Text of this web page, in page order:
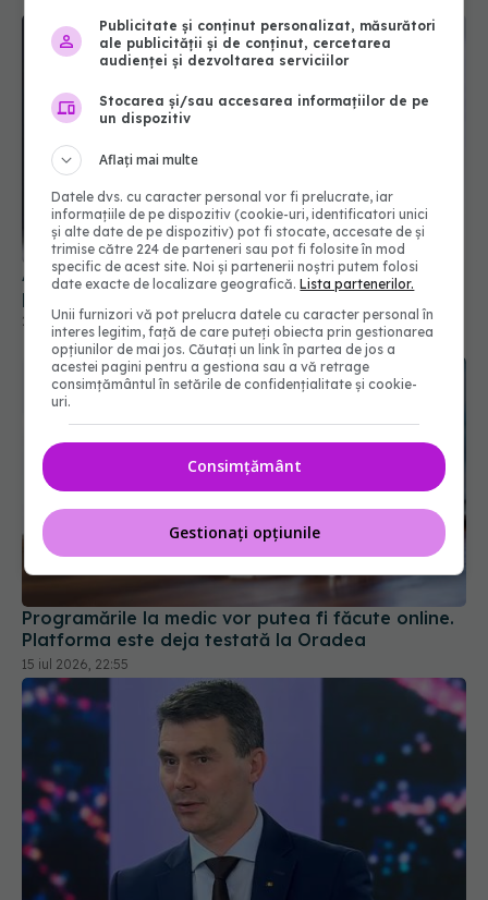
Angajările în spitale, deblocate! Mii de posturi ar
putea fi scoase la concurs
27 iul 2026, 14:10
Programările la medic vor putea fi făcute online.
Platforma este deja testată la Oradea
15 iul 2026, 22:55
Publicitate și conținut personalizat, măsurători
ale publicității și de conținut, cercetarea
audienței și dezvoltarea serviciilor
Stocarea și/sau accesarea informațiilor de pe
un dispozitiv
Aflați mai multe
Datele dvs. cu caracter personal vor fi prelucrate, iar
informațiile de pe dispozitiv (cookie-uri, identificatori unici
și alte date de pe dispozitiv) pot fi stocate, accesate de și
trimise către 224 de parteneri sau pot fi folosite în mod
specific de acest site. Noi și partenerii noștri putem folosi
date exacte de localizare geografică.Lista partenerilor.
Unii furnizori vă pot prelucra datele cu caracter personal în
interes legitim, față de care puteți obiecta prin gestionarea
opțiunilor de mai jos. Căutați un link în partea de jos a
acestei pagini pentru a gestiona sau a vă retrage
consimțământul în setările de confidențialitate și cookie-
uri.
Consimțământ
Gestionați opțiunile